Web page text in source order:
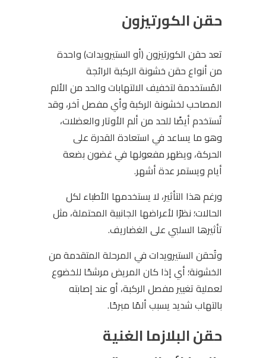
حقن الكورتيزون
تعد حقن الكورتيزون (أو الستيرويدات) واحدة
من أنواع حقن خشونة الركبة الرائجة
المُستخدمة لتخفيف الالتهابات والحد من الألم
المصاحب لخشونة الركبة وأي مفصل آخر، وقد
تُستخدم أيضًا للحد من ألم الأوتار والعضلات،
وهو ما يساعد في استعادة القدرة على
الحركة، ويظهر مفعولها في غضون بضعة
أيام ويستمر عدة أشهر.
ورغم هذا التأثير، لا يستخدمها الأطباء لكل
الحالات؛ نظرًا لأعراضها الجانبية المحتملة، مثل
تأثيرها السلبي على الغضاريف.
وتُحقن الستيرويدات في المرحلة المتقدمة من
الخشونة؛ أي إذا كان المريض مرشحًا للخضوع
لعملية تغيير مفصل الركبة، أو عند إصابته
بالتهاب شديد يسبب ألمًا مبرحًا.
حقن البلازما الغنية